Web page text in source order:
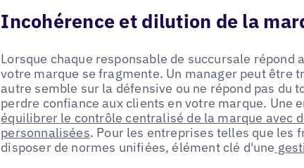
Incohérence et dilution de la
Lorsque chaque responsable de succursale répond
votre marque se fragmente. Un manager peut être
autre semble sur la défensive ou ne répond pas du
perdre confiance aux clients en votre marque. Une
équilibrer le contrôle centralisé de la marque avec
personnalisées. Pour les entreprises telles que les
disposer de normes unifiées, élément clé d'une